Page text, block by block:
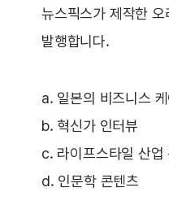
뉴스픽스가 제작한
발행합니다.
a. 일본의 비즈니스
b. 혁신가 인터뷰
c. 라이프스타일 산업
d. 인문학 콘텐츠